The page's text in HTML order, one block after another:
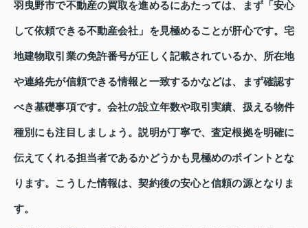
羽曳野市で不動産の買取を進めるにあたっては、まず「安心
して依頼できる不動産会社」を見極めることが肝心です。宅
地建物取引業の免許番号が正しく記載されているか、所在地
や連絡先が信頼できる情報と一致するかなどは、まず確認す
べき基礎事項です。会社の設立年数や取引実績、扱える物件
種別にも注目しましょう。説明が丁寧で、査定根拠を明確に
伝えてくれる担当者であるかどうかも見極めのポイントとな
ります。こうした情報は、契約後の安心と信頼の源となりま
す。